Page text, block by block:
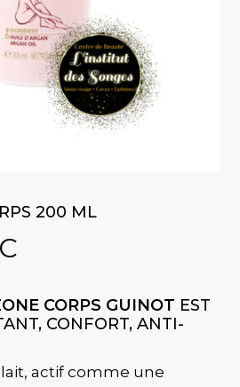
200 ML
CORPS GUINOT EST
CONFORT, ANTI-
actif comme une